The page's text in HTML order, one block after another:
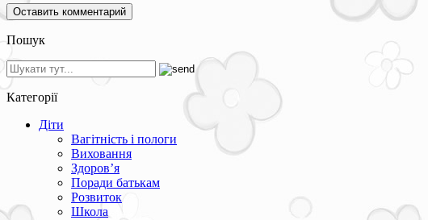
Пошук
Категорії
Діти
Вагітність і пологи
Виховання
Здоров’я
Поради батькам
Розвиток
Школа